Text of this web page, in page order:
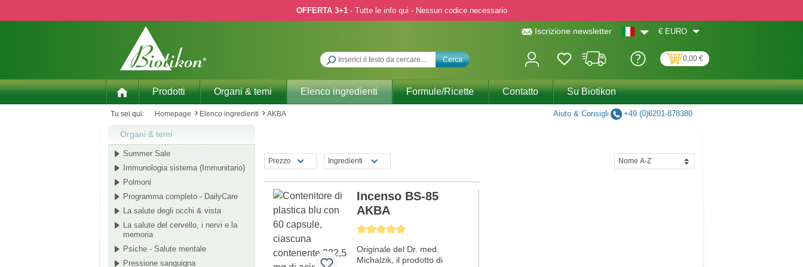
OFFERTA 3+1- Tutte le info qui - Nessun codice necessario
Iscrizione newsletter € EURO
Cerca 0,00 €
Prodotti Organi & temi Elenco ingredienti Formule/Ricette Contatto Su Biotikon
Tu sei qui: Homepage Elenco ingredienti AKBA Aiuto & Consigli +49 (0)6201-878380
Organi & temi
Summer Sale
Immunologia sistema (Immunitario)
Polmoni
Programma completo - DailyCare
La salute degli occhi & vista
La salute del cervello, i nervi e la
memoria
Psiche - Salute mentale
Pressione sanguigna
Prezzo Ingredienti
Average rating of 5 out of 5 stars
Incenso BS-85
AKBA
Originale del Dr. med.
Michalzik, il prodotto di